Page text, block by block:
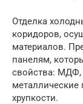
Отделка
коридоров,
материалов.
панелям,
свойства: МДФ,
металлические
хрупкости.